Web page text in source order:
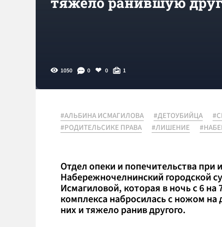
1050 0 0 1
#АЛЬБИНА ИСМАГИЛОВА #ДЕТОУБИЙЦА
#РОДИТЕЛЬСИКЕ ПРАВА
#ЛИШЕНИЕ
Отдел опеки и попечительства
Набережночелнинский городской
Исмагиловой, которая в ночь с 6 на
комплекса набросилась с ножом на
них и тяжело ранив другого.